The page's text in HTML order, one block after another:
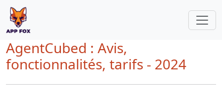
AgentCubed : Avis,
fonctionnalités, tarifs - 2024